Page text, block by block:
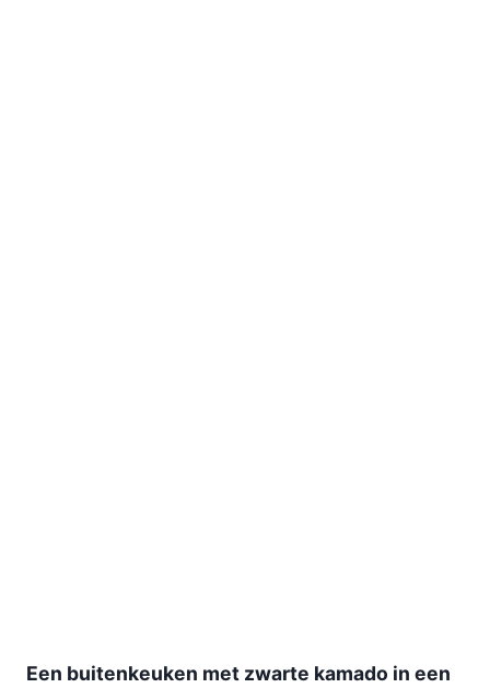
Een buitenkeuken met zwarte kamado in een